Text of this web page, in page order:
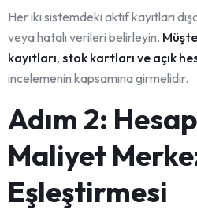
Her iki sistemdeki aktif kayıtları
veya hatalı verileri belirleyin.
kayıtları, stok kartları ve açık
incelemenin kapsamına girmelidir.
Adım 2:
Maliyet
Eşleştirmesi